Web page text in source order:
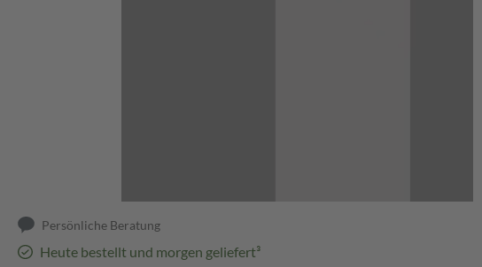
Persönliche Beratung
Heute bestellt und morgen geliefert³